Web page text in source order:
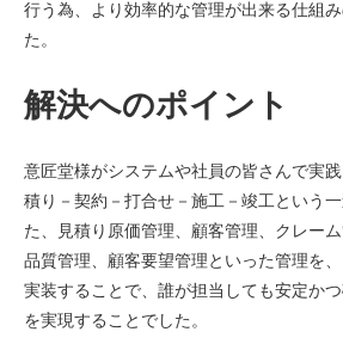
行う為、より効率的な管理が出来る仕組
た。
解決へのポイント
意匠堂様がシステムや社員の皆さんで実
積り－契約－打合せ－施工－竣工という
た、見積り原価管理、顧客管理、クレーム
品質管理、顧客要望管理といった管理を
実装することで、誰が担当しても安定か
を実現することでした。